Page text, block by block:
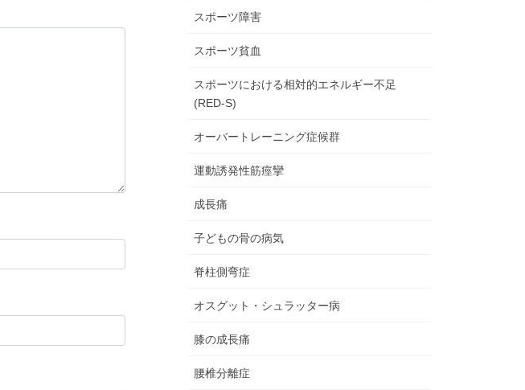
スポーツ障害
スポーツ貧血
スポーツにおける相対的エネルギー不足
(RED-S)
オーバートレーニング症候群
運動誘発性筋痙攣
成長痛
子どもの骨の病気
脊柱側弯症
オスグット・シュラッター病
膝の成長痛
腰椎分離症